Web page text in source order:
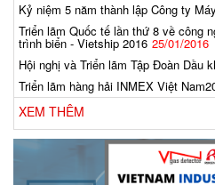
Kỷ niệm 5 năm thành lập Công ty
Triển lãm Quốc tế lần thứ 8 về công
trình biển - Vietship 2016 25/01/2016
Hội nghị và Triển lãm Tập Đoàn Dầu
Triển lãm hàng hải INMEX Việt
XEM THÊM